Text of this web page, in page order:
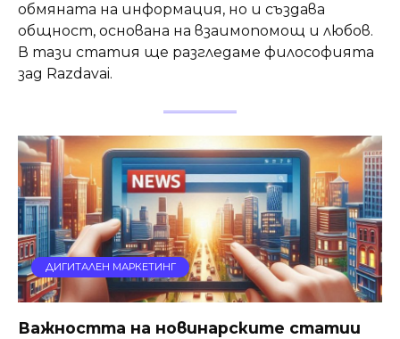
обмяната на информация, но и създава
общност, основана на взаимопомощ и любов.
В тази статия ще разгледаме философията
зад Razdavai.
ДИГИТАЛЕН МАРКЕТИНГ
Важността на новинарските статии